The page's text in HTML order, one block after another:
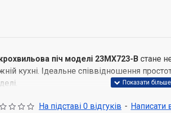
піч моделі 23MX723-B стане
кухні. Ідеальне співвідношення
піч - одна з найбільш
На підставі 0 відгуків - Написати